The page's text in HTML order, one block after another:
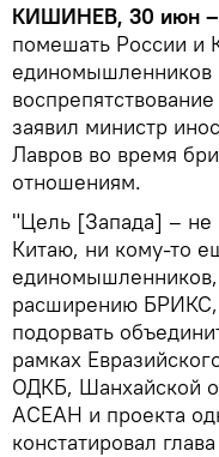
КИШИНЕВ, 30 июн –
помешать России и
единомышленников
заявил министр
Лавров во время
отношениям.
"Цель [Запада] – не
Китаю, ни кому-то
единомышленников,
расширению БРИКС,
подорвать
рамках
ОДКБ, Шанхайской
АСЕАН и проекта
констатировал